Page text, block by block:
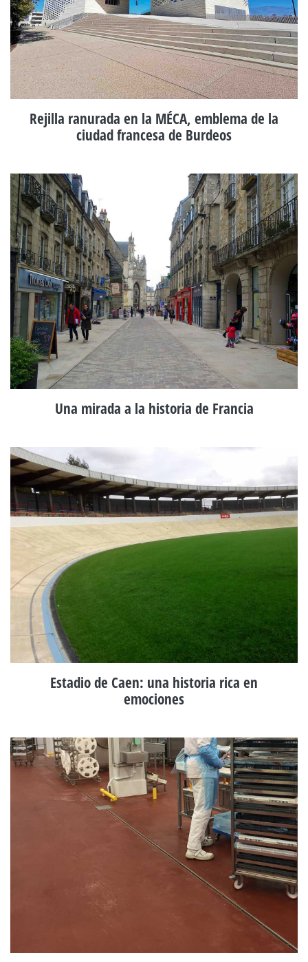
Rejilla ranurada en la MÉCA, emblema de la
ciudad francesa de Burdeos
Una mirada a la historia de Francia
Estadio de Caen: una historia rica en
emociones